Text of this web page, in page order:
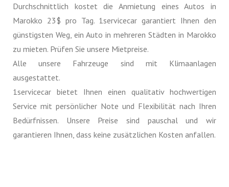
Durchschnittlich kostet die Anmietung eines Autos in
Marokko 23$ pro Tag. 1servicecar garantiert Ihnen den
günstigsten Weg, ein Auto in mehreren Städten in Marokko
zu mieten. Prüfen Sie unsere Mietpreise.
Alle unsere Fahrzeuge sind mit Klimaanlagen
ausgestattet.
1servicecar bietet Ihnen einen qualitativ hochwertigen
Service mit persönlicher Note und Flexibilität nach Ihren
Bedürfnissen. Unsere Preise sind pauschal und wir
garantieren Ihnen, dass keine zusätzlichen Kosten anfallen.